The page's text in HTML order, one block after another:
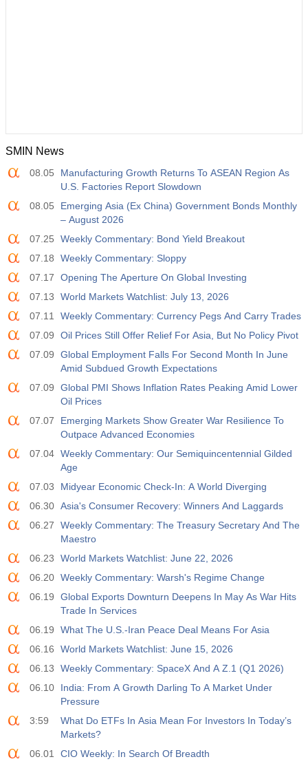
SMIN News
08.05
Manufacturing Growth Returns To ASEAN Region As
U.S. Factories Report Slowdown
08.05
Emerging Asia (Ex China) Government Bonds Monthly
– August 2026
07.25
Weekly Commentary: Bond Yield Breakout
07.18
Weekly Commentary: Sloppy
07.17
Opening The Aperture On Global Investing
07.13
World Markets Watchlist: July 13, 2026
07.11
Weekly Commentary: Currency Pegs And Carry Trades
07.09
Oil Prices Still Offer Relief For Asia, But No Policy Pivot
07.09
Global Employment Falls For Second Month In June
Amid Subdued Growth Expectations
07.09
Global PMI Shows Inflation Rates Peaking Amid Lower
Oil Prices
07.07
Emerging Markets Show Greater War Resilience To
Outpace Advanced Economies
07.04 Weekly Commentary: Our Semiquincentennial Gilded
Age
07.03
Midyear Economic Check-In: A World Diverging
06.30 Asia's Consumer Recovery: Winners And Laggards
06.27
Weekly Commentary: The Treasury Secretary And The
Maestro
06.23
World Markets Watchlist: June 22, 2026
06.20 Weekly Commentary: Warsh's Regime Change
06.19
Global Exports Downturn Deepens In May As War Hits
Trade In Services
06.19
What The U.S.-Iran Peace Deal Means For Asia
06.16
World Markets Watchlist: June 15, 2026
06.13
Weekly Commentary: SpaceX And A Z.1 (Q1 2026)
06.10
India: From A Growth Darling To A Market Under
Pressure
3:59
What Do ETFs In Asia Mean For Investors In Today’s
Markets?
06.01
CIO Weekly: In Search Of Breadth